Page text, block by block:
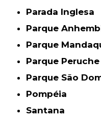
Parada Inglesa
Parque
Parque
Parque Peruche
Parque São
Pompéia
Santana